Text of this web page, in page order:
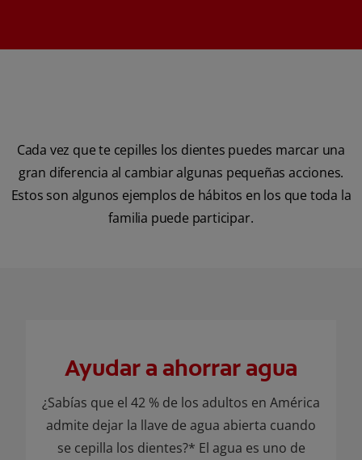
Cada vez que te cepilles los dientes puedes marcar una
gran diferencia al cambiar algunas pequeñas acciones.
Estos son algunos ejemplos de hábitos en los que toda la
familia puede participar.
Ayudar a ahorrar agua
¿Sabías que el 42 % de los adultos en América
admite dejar la llave de agua abierta cuando
se cepilla los dientes?* El agua es uno de